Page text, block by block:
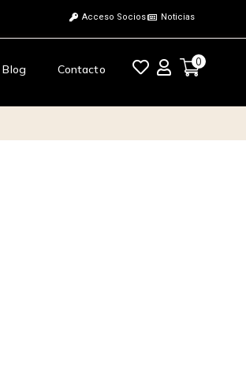
Acceso Socios Noticias
Blog Contacto
0